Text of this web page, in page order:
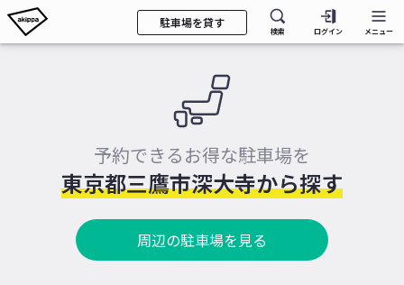
駐車場を貸す
検索 ログイン メニュー
予約できるお得な駐車場を
東京都三鷹市深大寺から探す
周辺の駐車場を見る